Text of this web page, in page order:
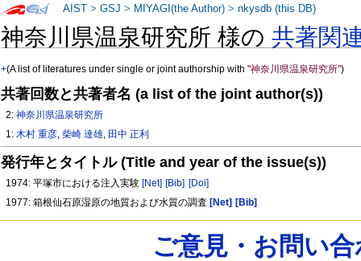
神奈川県温泉研究所 様の共著関
+(A list of literatures under single or joint authorship with"神奈川県温泉研究所")
共著回数と共著者名 (a list of the joint author(s))
2:神奈川県温泉研究所
1:木村 重彦,柴崎 達雄, 田中 正利
発行年とタイトル (Title and year of the issue(s))
1974: 平塚市における注入実験 [Net] [Bib] [Doi]
1977: 箱根仙石原湿原の地質および水質の調査 [Net] [Bib]
AIST >GSJ > MIYAGI(the Author) >nkysdb (this DB)
ご意見・お問い